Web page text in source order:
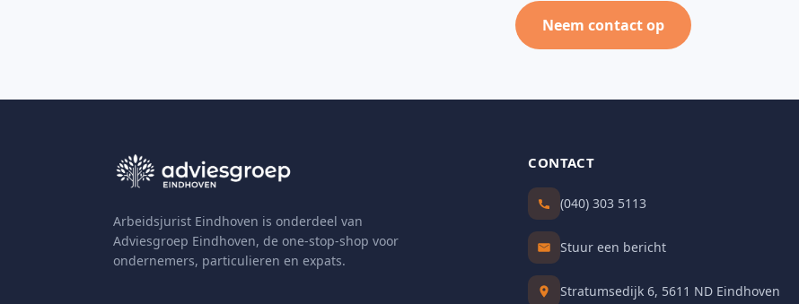
Neem contact op
Arbeidsjurist Eindhoven is onderdeel van
Adviesgroep Eindhoven, de one-stop-shop voor
ondernemers, particulieren en expats.
CONTACT
(040) 303 5113
Stuur een bericht
Stratumsedijk 6, 5611 ND Eindhoven